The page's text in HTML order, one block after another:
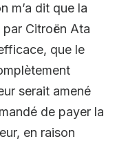
m’a dit que la
Citroën Ata
que le
serait amené
de payer la
en raison